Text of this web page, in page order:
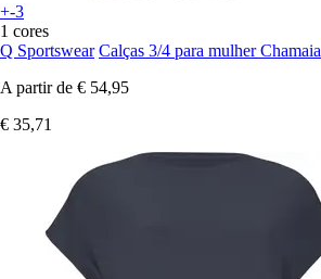
+-3
1 cores
Q Sportswear Calças 3/4 para mulher Chamaia
A partir de € 54,95
€ 35,71